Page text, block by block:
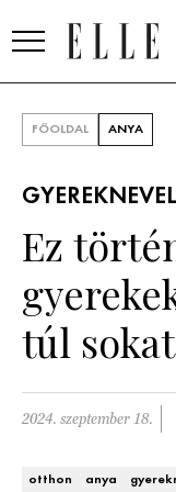
SZÉPSÉG
KULTÚRA
ÉLETMÓD
PÁRKAPCSOLAT
FŐOLDAL ANYA
Ez
túl
2024. szeptember 18.
otthon anya